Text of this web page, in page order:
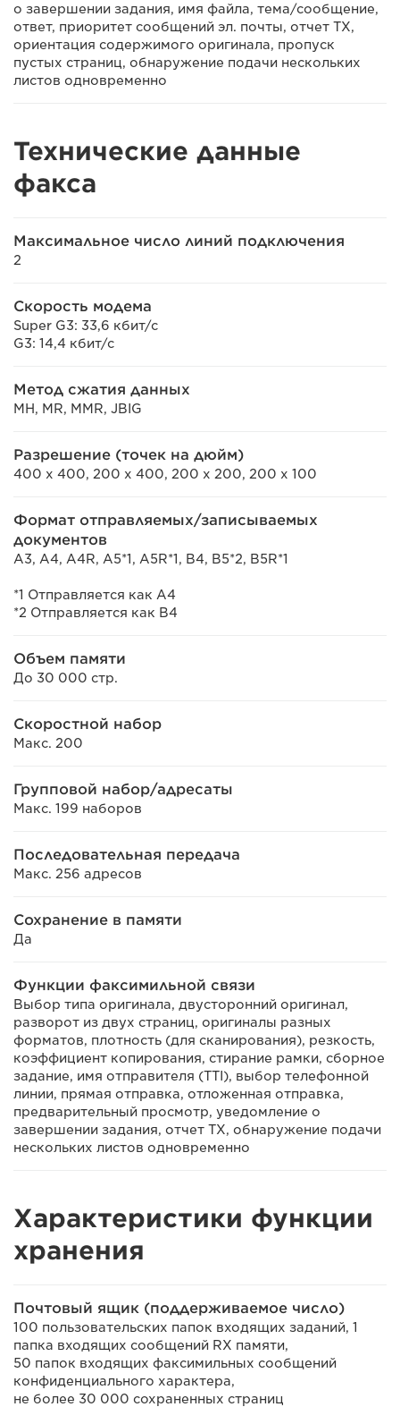
о завершении задания, имя файла, тема/сообщение,
ответ, приоритет сообщений эл. почты, отчет TX,
ориентация содержимого оригинала, пропуск
пустых страниц, обнаружение подачи нескольких
листов одновременно
Технические данные
факса
Максимальное число линий подключения
2
Скорость модема
Super G3: 33,6 кбит/с
G3: 14,4 кбит/с
Метод сжатия данных
MH, MR, MMR, JBIG
Разрешение (точек на дюйм)
400 x 400, 200 x 400, 200 x 200, 200 x 100
Формат отправляемых/записываемых
документов
A3, A4, A4R, A5*1, A5R*1, B4, B5*2, B5R*1
*1 Отправляется как A4
*2 Отправляется как B4
Объем памяти
До 30 000 стр.
Скоростной набор
Макс. 200
Групповой набор/адресаты
Макс. 199 наборов
Последовательная передача
Макс. 256 адресов
Сохранение в памяти
Да
Функции факсимильной связи
Выбор типа оригинала, двусторонний оригинал,
разворот из двух страниц, оригиналы разных
форматов, плотность (для сканирования), резкость,
коэффициент копирования, стирание рамки, сборное
задание, имя отправителя (TTI), выбор телефонной
линии, прямая отправка, отложенная отправка,
предварительный просмотр, уведомление о
завершении задания, отчет TX, обнаружение подачи
нескольких листов одновременно
Характеристики функции
хранения
Почтовый ящик (поддерживаемое число)
100 пользовательских папок входящих заданий, 1
папка входящих сообщений RX памяти,
50 папок входящих факсимильных сообщений
конфиденциального характера,
не более 30 000 сохраненных страниц